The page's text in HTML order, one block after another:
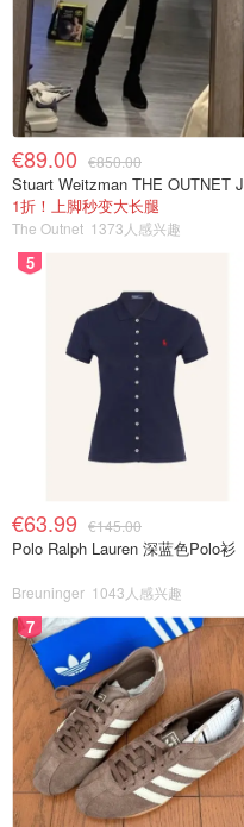
€89.00 €850.00
1折！上脚秒变大长腿
The Outnet 1373人感兴趣
5
€63.99 €145.00
Polo Ralph Lauren 深蓝色Polo衫
Breuninger 1043人感兴趣
7